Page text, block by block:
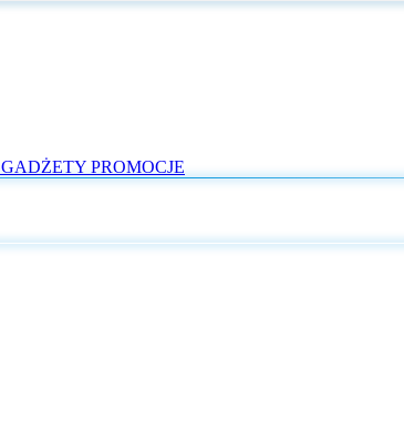
GADŻETY PROMOCJE